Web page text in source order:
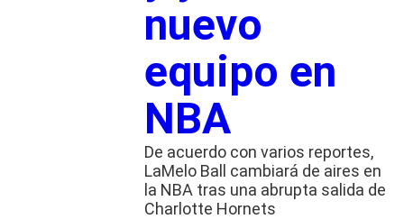
nuevo
equipo en
NBA
De acuerdo con varios reportes,
LaMelo Ball cambiará de aires en
la NBA tras una abrupta salida de
Charlotte Hornets